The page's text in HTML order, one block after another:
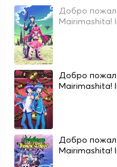
Добро
Mairimashita!
Добро
Mairimashita!
Добро
Mairimashita!